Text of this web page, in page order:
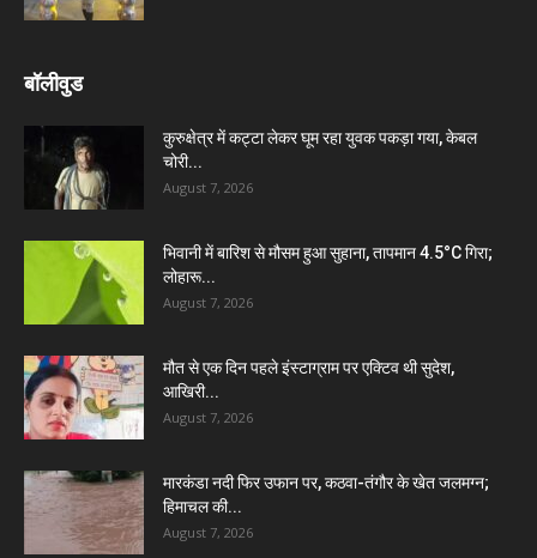
बॉलीवुड
कुरुक्षेत्र में कट्टा लेकर घूम रहा युवक पकड़ा गया, केबल
चोरी...
August 7, 2026
भिवानी में बारिश से मौसम हुआ सुहाना, तापमान 4.5°C गिरा;
लोहारू...
August 7, 2026
मौत से एक दिन पहले इंस्टाग्राम पर एक्टिव थी सुदेश,
आखिरी...
August 7, 2026
मारकंडा नदी फिर उफान पर, कठवा-तंगौर के खेत जलमग्न;
हिमाचल की...
August 7, 2026